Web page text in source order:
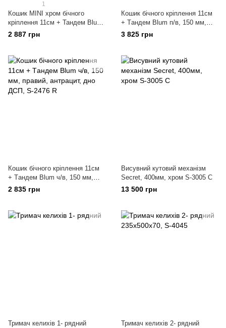
1
Кошик MINI хром бічного
кріплення 11см + Тандем Blum
п/в, 150 мм,правий (шт)
2 887 грн
Кошик бічного кріплення 11см
+ Tандем Blum п/в, 150 мм,
правий, антрацит ДСП (шт)
3 825 грн
Кошик бічного кріплення 11см
+ Tандем Blum ч/в, 150 мм,
правий, антрацит, дно ДСП, S-
2 835 грн
Висувний кутовий механізм
Secret, 400мм, хром S-3005 С
13 500 грн
Тримач келихів 1- рядний
Тримач келихів 2- рядний